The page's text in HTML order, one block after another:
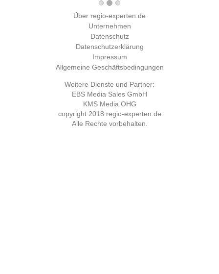
Über regio-experten.de
Unternehmen
Datenschutz
Datenschutzerklärung
Impressum
Allgemeine Geschäftsbedingungen
Weitere Dienste und Partner:
EBS Media Sales GmbH
KMS Media OHG
copyright 2018 regio-experten.de
Alle Rechte vorbehalten.